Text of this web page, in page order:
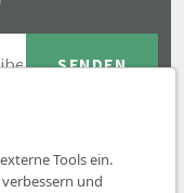
Tools ein.
und